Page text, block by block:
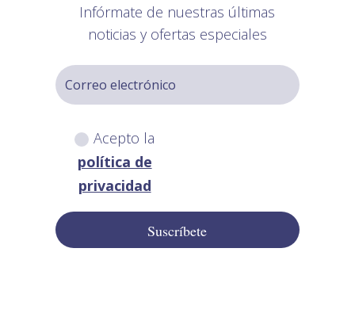
Infórmate de nuestras últimas
noticias y ofertas especiales
Acepto la
política de
privacidad
Suscríbete